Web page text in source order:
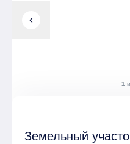
chevron_left
1
Земельный